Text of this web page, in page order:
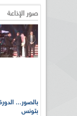
صور الإذاعة
بتونس